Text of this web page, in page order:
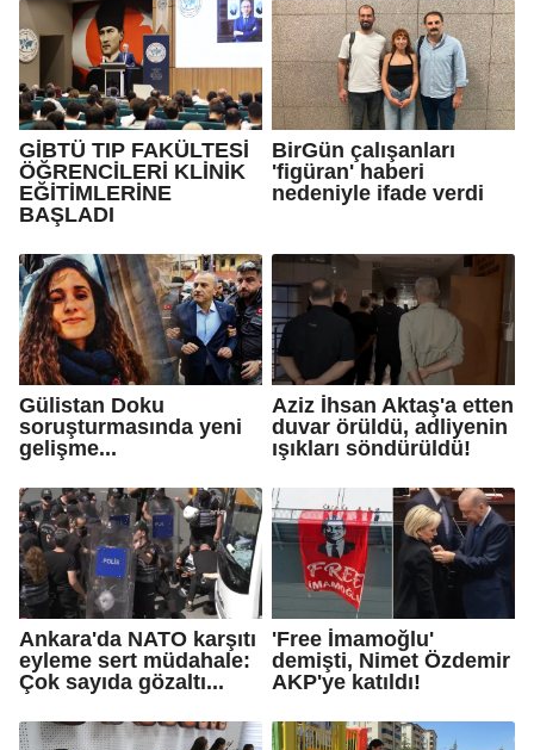
GİBTÜ TIP FAKÜLTESİ
ÖĞRENCİLERİ KLİNİK
EĞİTİMLERİNE
BAŞLADI
BirGün çalışanları
'figüran' haberi
nedeniyle ifade verdi
Gülistan Doku
soruşturmasında yeni
gelişme...
Aziz İhsan Aktaş'a etten
duvar örüldü, adliyenin
ışıkları söndürüldü!
Ankara'da NATO karşıtı
eyleme sert müdahale:
Çok sayıda gözaltı...
'Free İmamoğlu'
demişti, Nimet Özdemir
AKP'ye katıldı!